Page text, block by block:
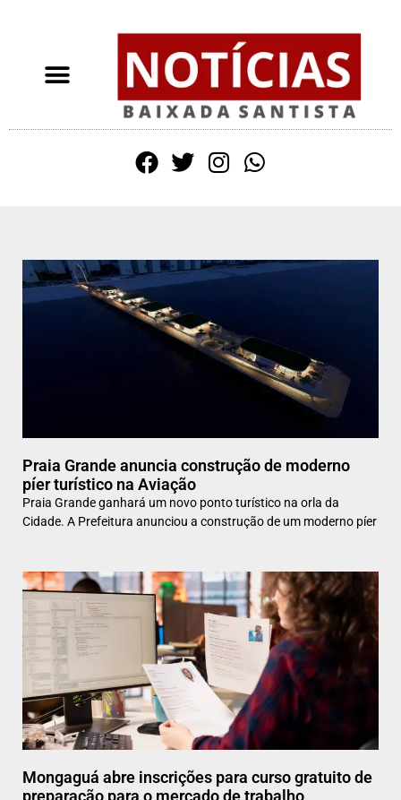
Praia Grande anuncia construção de moderno
píer turístico na Aviação
Praia Grande ganhará um novo ponto turístico na orla da
Cidade. A Prefeitura anunciou a construção de um moderno píer
Mongaguá abre inscrições para curso gratuito de
preparação para o mercado de trabalho